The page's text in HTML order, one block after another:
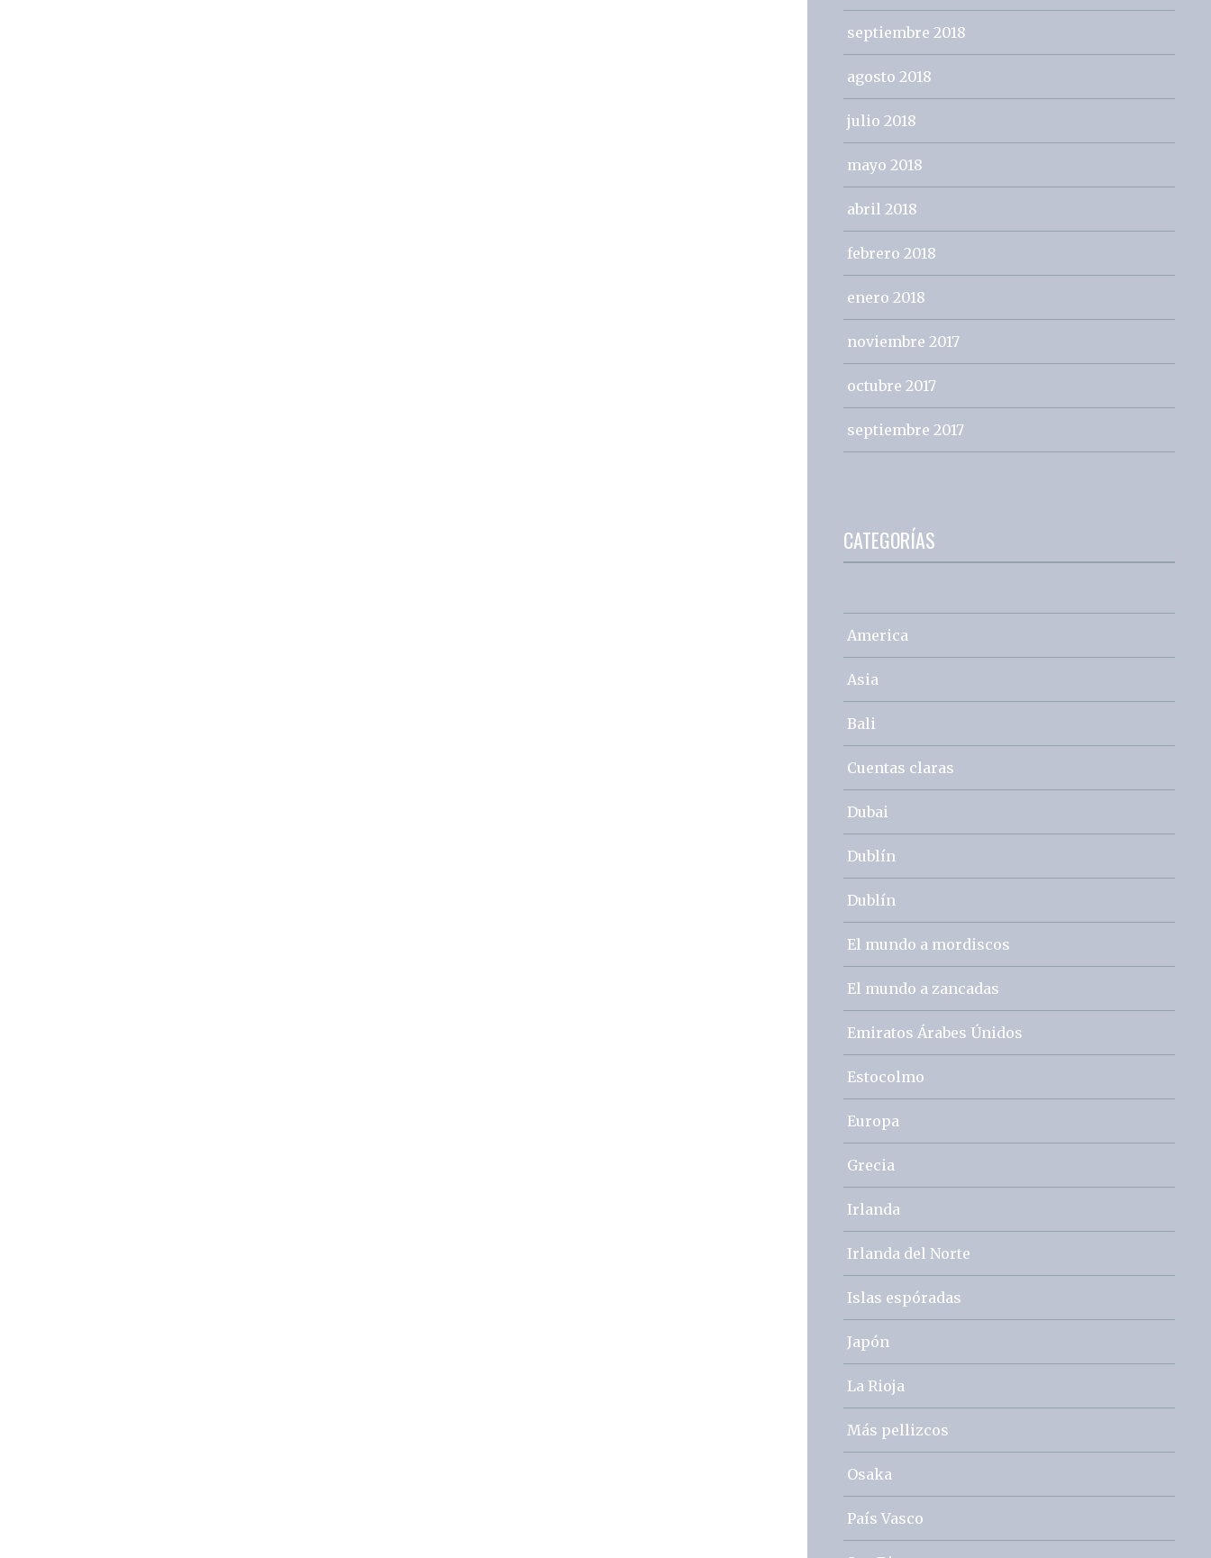
septiembre 2018
agosto 2018
julio 2018
mayo 2018
abril 2018
febrero 2018
enero 2018
noviembre 2017
octubre 2017
septiembre 2017
CATEGORÍAS
America
Asia
Bali
Cuentas claras
Dubai
Dublín
Dublín
El mundo a mordiscos
El mundo a zancadas
Emiratos Árabes Únidos
Estocolmo
Europa
Grecia
Irlanda
Irlanda del Norte
Islas espóradas
Japón
La Rioja
Más pellizcos
Osaka
País Vasco